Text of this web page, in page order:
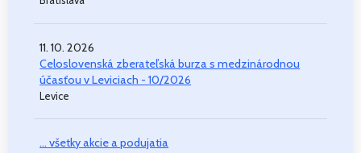
11. 10. 2026
Celoslovenská zberateľská burza s medzinárodnou
účasťou v Leviciach - 10/2026
Levice
... všetky akcie a podujatia